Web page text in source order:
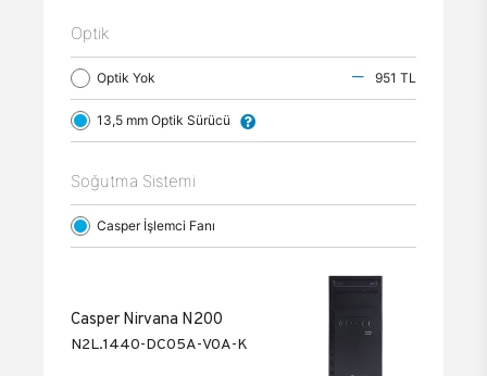
Optik
Optik Yok 951 TL
13,5 mm Optik Sürücü
Soğutma Sistemi
Casper İşlemci Fanı
Casper Nirvana N200
N2L.1440-DC05A-V0A-K